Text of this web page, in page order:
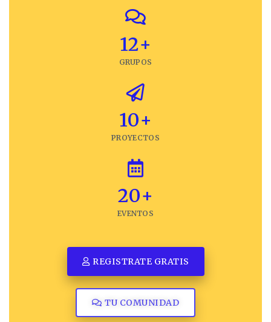
12+
GRUPOS
10+
PROYECTOS
20+
EVENTOS
REGISTRATE GRATIS
TU COMUNIDAD